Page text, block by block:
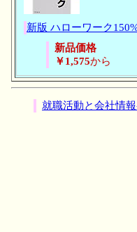
新版 ハローワーク
新品価格
￥1,575から
就職活動と会社情